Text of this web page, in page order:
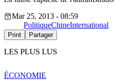
Mar 25, 2013 - 08:59
PolitiqueChineInternational
Print Partager
LES PLUS LUS
ÉCONOMIE